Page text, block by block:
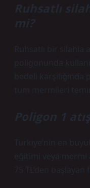
Ruhsatlı
mi?
Ruhsatlı bir silahla
poligonunda
bedeli
tüm mermileri
Poligon 1
Türkiye’nin en
eğitimi veya mermi
75 TL’den başlayan